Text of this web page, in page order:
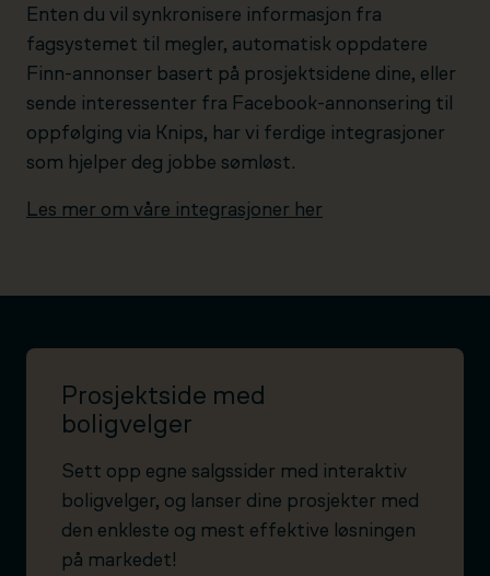
Enten du vil synkronisere informasjon fra
fagsystemet til megler, automatisk oppdatere
Finn-annonser basert på prosjektsidene dine, eller
sende interessenter fra Facebook-annonsering til
oppfølging via Knips, har vi ferdige integrasjoner
som hjelper deg jobbe sømløst.
Les mer om våre integrasjoner her
Prosjektside med
boligvelger
Sett opp egne salgssider med interaktiv
boligvelger, og lanser dine prosjekter med
den enkleste og mest effektive løsningen
på markedet!